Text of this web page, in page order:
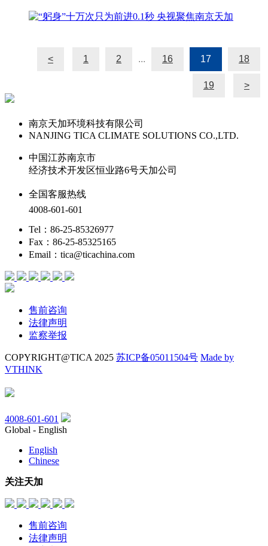
< 1 2 ... 16 17 18
19 >
南京天加环境科技有限公司
NANJING TICA CLIMATE SOLUTIONS CO.,LTD.
中国江苏南京市
经济技术开发区恒业路6号天加公司
全国客服热线
4008-601-601
Tel：86-25-85326977
Fax：86-25-85325165
Email：tica@ticachina.com
售前咨询
法律声明
监察举报
COPYRIGHT@TICA 2025 苏ICP备05011504号 Made by
VTHINK
4008-601-601
Global - English
English
Chinese
关注天加
售前咨询
法律声明